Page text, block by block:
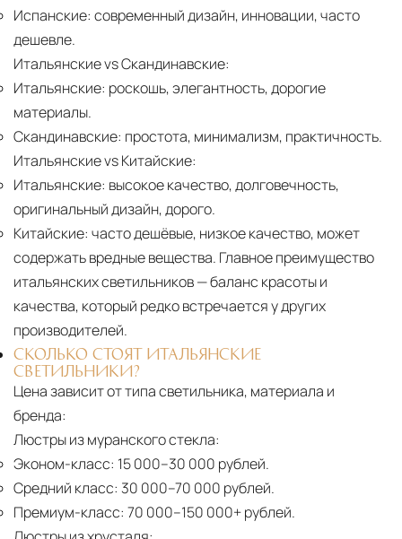
Испанские: современный дизайн, инновации, часто
дешевле.
Итальянские vs Скандинавские:
Итальянские: роскошь, элегантность, дорогие
материалы.
Скандинавские: простота, минимализм, практичность.
Итальянские vs Китайские:
Итальянские: высокое качество, долговечность,
оригинальный дизайн, дорого.
Китайские: часто дешёвые, низкое качество, может
содержать вредные вещества. Главное преимущество
итальянских светильников — баланс красоты и
качества, который редко встречается у других
производителей.
СКОЛЬКО СТОЯТ ИТАЛЬЯНСКИЕ
СВЕТИЛЬНИКИ?
Цена зависит от типа светильника, материала и
бренда:
Люстры из муранского стекла:
Эконом-класс: 15 000–30 000 рублей.
Средний класс: 30 000–70 000 рублей.
Премиум-класс: 70 000–150 000+ рублей.